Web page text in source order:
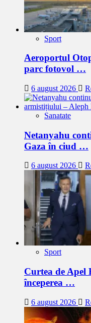
Sport
Aeroportul
parc fotovol …
6 august 2026
Sanatate
Netanyahu
Gaza în ciud …
6 august 2026
Sport
Curtea de Apel
începerea …
6 august 2026